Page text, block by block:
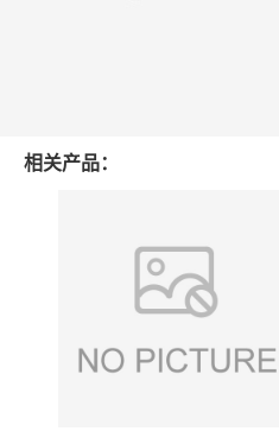
相关产品：